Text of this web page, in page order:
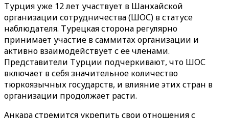
Турция уже 12 лет участвует в Шанхайской
организации сотрудничества (ШОС) в статусе
наблюдателя. Турецкая сторона регулярно
принимает участие в саммитах организации и
активно взаимодействует с ее членами.
Представители Турции подчеркивают, что ШОС
включает в себя значительное количество
тюркоязычных государств, и влияние этих стран в
организации продолжает расти.
Анкара стремится укрепить свои отношения с